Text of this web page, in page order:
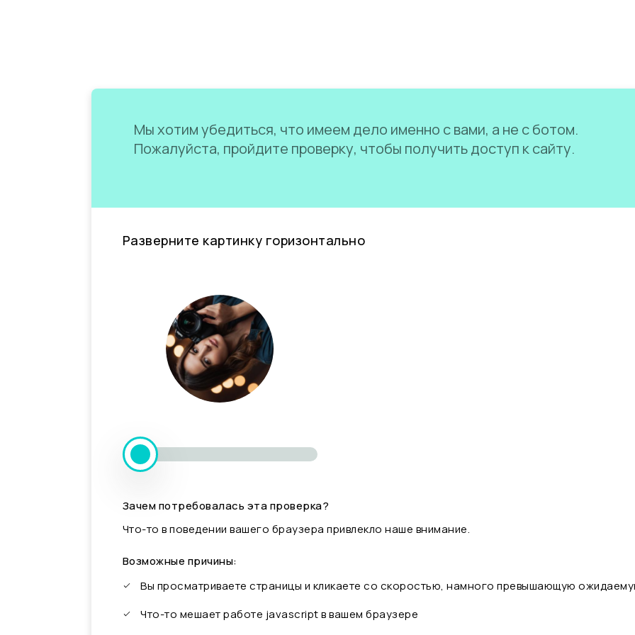
Мы хотим убедиться, что имеем дело именно с вами, а не с ботом.
Пожалуйста, пройдите проверку, чтобы получить доступ к сайту.
Разверните картинку горизонтально
Зачем потребовалась эта проверка?
Что-то в поведении вашего браузера привлекло наше внимание.
Возможные причины:
Вы просматриваете страницы и кликаете со скоростью, намного превышающую
Что-то мешает работе javascript в вашем браузере